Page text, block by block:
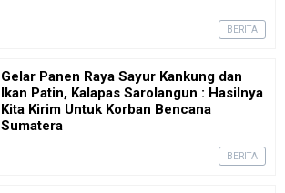
BERITA
BERITA
Gelar Panen Raya Sayur Kankung dan
Ikan Patin, Kalapas Sarolangun : Hasilnya
Kita Kirim Untuk Korban Bencana
Sumatera